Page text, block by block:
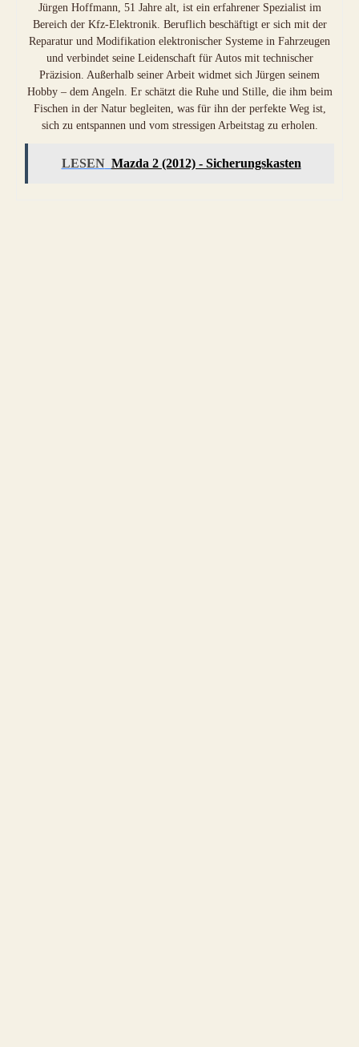
Jürgen Hoffmann, 51 Jahre alt, ist ein erfahrener Spezialist im
Bereich der Kfz-Elektronik. Beruflich beschäftigt er sich mit der
Reparatur und Modifikation elektronischer Systeme in Fahrzeugen
und verbindet seine Leidenschaft für Autos mit technischer
Präzision. Außerhalb seiner Arbeit widmet sich Jürgen seinem
Hobby – dem Angeln. Er schätzt die Ruhe und Stille, die ihm beim
Fischen in der Natur begleiten, was für ihn der perfekte Weg ist,
sich zu entspannen und vom stressigen Arbeitstag zu erholen.
LESEN Mazda 2 (2012) - Sicherungskasten